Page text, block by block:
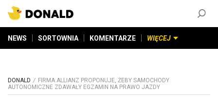
NEWS SORTOWNIA KOMENTARZE WIĘCEJ
DONALD
FIRMA ALLIANZ PROPONUJE, ŻEBY SAMOCHODY
AUTONOMICZNE ZDAWAŁY EGZAMIN NA PRAWO JAZDY